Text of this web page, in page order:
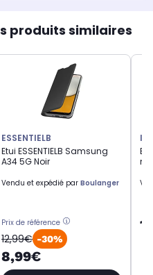
produits similaires
ESSENTIELB
Etui ESSENTIELB Samsung
A34 5G Noir
Vendu et expédié par Boulanger
Prix de référence
12,99€ -30%
8,99€